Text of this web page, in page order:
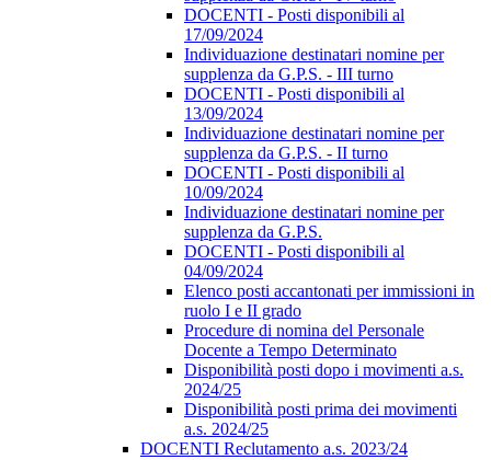
DOCENTI - Posti disponibili al
17/09/2024
Individuazione destinatari nomine per
supplenza da G.P.S. - III turno
DOCENTI - Posti disponibili al
13/09/2024
Individuazione destinatari nomine per
supplenza da G.P.S. - II turno
DOCENTI - Posti disponibili al
10/09/2024
Individuazione destinatari nomine per
supplenza da G.P.S.
DOCENTI - Posti disponibili al
04/09/2024
Elenco posti accantonati per immissioni in
ruolo I e II grado
Procedure di nomina del Personale
Docente a Tempo Determinato
Disponibilità posti dopo i movimenti a.s.
2024/25
Disponibilità posti prima dei movimenti
a.s. 2024/25
DOCENTI Reclutamento a.s. 2023/24